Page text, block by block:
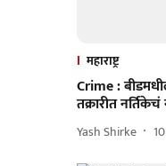
महाराष्ट्र
Crime :
तक्रारीत
Yash Shirke